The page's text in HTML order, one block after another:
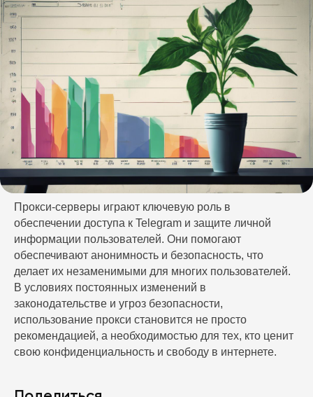
Прокси-серверы играют ключевую роль в
обеспечении доступа к Telegram и защите личной
информации пользователей. Они помогают
обеспечивают анонимность и безопасность, что
делает их незаменимыми для многих пользователей.
В условиях постоянных изменений в
законодательстве и угроз безопасности,
использование прокси становится не просто
рекомендацией, а необходимостью для тех, кто ценит
свою конфиденциальность и свободу в интернете.